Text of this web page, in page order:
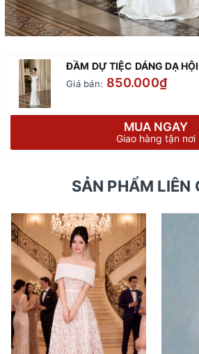
Giá bán: 850.000₫
MUA NGAY
Giao hàng tận nơi
SẢN PHẨM LIÊN